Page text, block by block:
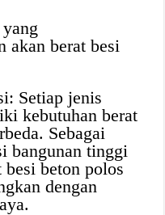
akan berat besi
Setiap jenis
kebutuhan berat
Sebagai
bangunan tinggi
besi beton polos
dengan